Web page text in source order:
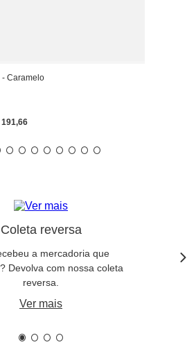
- Caramelo
191,66
Coleta reversa
a mercadoria que
Devolva com nossa coleta
reversa.
Ver mais